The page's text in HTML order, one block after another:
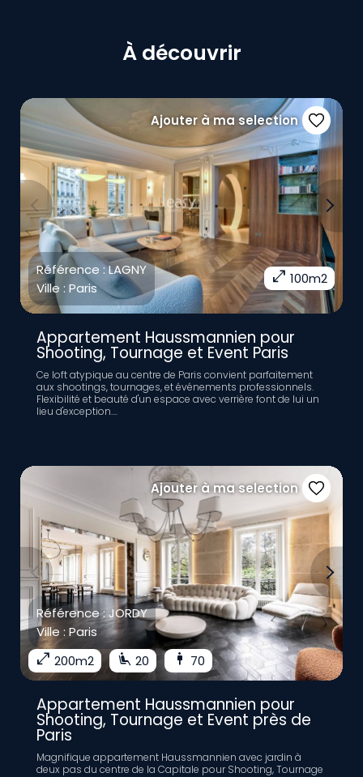
À découvrir
Previous Next
Ajouter à ma selection
Référence :LAGNY
Ville :Paris
open_in_full 100m2
Appartement Haussmannien pour
Shooting, Tournage et Event Paris
Ce loft atypique au centre de Paris convient parfaitement
aux shootings, tournages, et événements professionnels.
Flexibilité et beauté d'un espace avec verrière font de lui un
lieu d'exception....
Previous Next
Ajouter à ma selection
Référence :JORDY
Ville :Paris
open_in_full 200m2 airline_seat_recline_extra 20 man 70
Appartement Haussmannien pour
Shooting, Tournage et Event près de
Paris
Magnifique appartement Haussmannien avec jardin à
deux pas du centre de la Capitale pour Shooting, Tournage